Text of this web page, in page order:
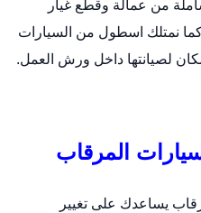
من عمالة وقطع غيار
نمتلك اسطول من السيارات
لصيانتها داخل ورش العمل.
المرقاب
يساعدك على تغيير